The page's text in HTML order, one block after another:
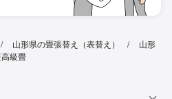
山形県の畳張替え（表替え）
山形
級畳